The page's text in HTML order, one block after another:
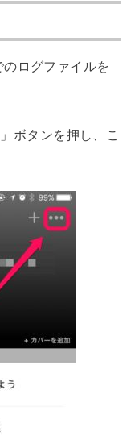
ログファイルを
ボタンを押し、こ